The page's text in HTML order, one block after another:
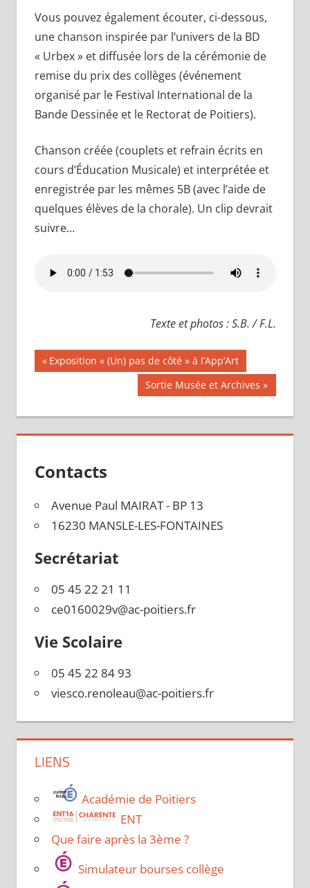
Vous pouvez également écouter, ci-dessous,
une chanson inspirée par l’univers de la BD
« Urbex » et diffusée lors de la cérémonie de
remise du prix des collèges (événement
organisé par le Festival International de la
Bande Dessinée et le Rectorat de Poitiers).
Chanson créée (couplets et refrain écrits en
cours d’Éducation Musicale) et interprétée et
enregistrée par les mêmes 5B (avec l’aide de
quelques élèves de la chorale). Un clip devrait
suivre…
Texte et photos : S.B. / F.L.
Navigation
l’article
Publication
précédente :
Exposition « (Un) pas de côté » à l’App’Art
Publication
Sortie Musée et Archives
Contacts
Avenue Paul MAIRAT - BP 13
16230 MANSLE-LES-FONTAINES
Secrétariat
05 45 22 21 11
ce0160029v@ac-poitiers.fr
Vie Scolaire
05 45 22 84 93
viesco.renoleau@ac-poitiers.fr
LIENS
Académie de Poitiers
ENT
Que faire après la 3ème ?
Simulateur bourses collège